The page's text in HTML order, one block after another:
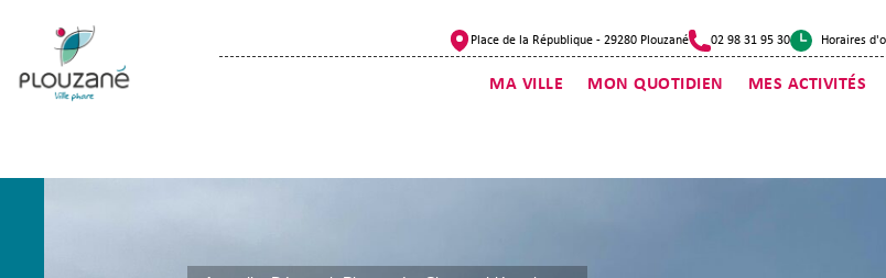
Place de la République - 29280 Plouzané 02 98 31 95 30 Horaires
MA VILLE MON QUOTIDIEN MES ACTIVITÉS